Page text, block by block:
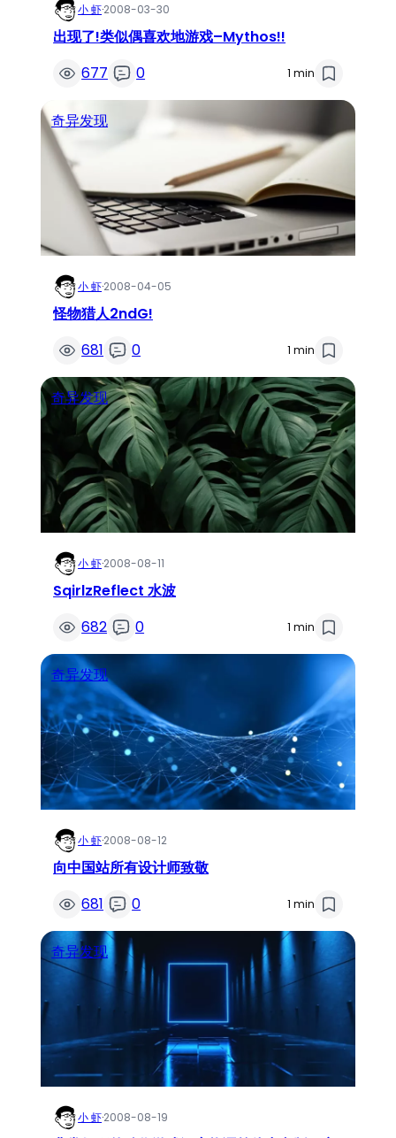
小 虾·2008-03-30
出现了!类似偶喜欢地游戏–Mythos!!
677
0 1 min
奇异发现
小 虾·2008-04-05
怪物猎人2ndG!
681
0 1 min
奇异发现
小 虾·2008-08-11
SqirlzReflect 水波
682
0 1 min
奇异发现
小 虾·2008-08-12
向中国站所有设计师致敬
681
0 1 min
奇异发现
小 虾·2008-08-19